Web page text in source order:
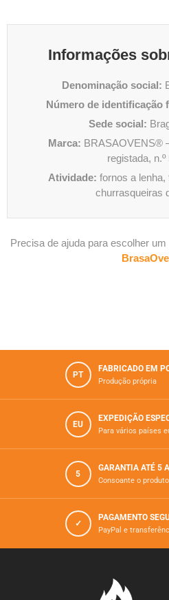
Informações
Denominação social:
Número de identificação
Sede social:
Marca: BRASAOVENS®
registada, n.º
Atividade: fornos a
churrasqueiras
Precisa de ajuda para escolher um
PT
FABRICADO EM
Produção própria
EU
EXPEDIÇÃO
Para vários paí­ses
5
GARANTIA ATÉ 5
Consoante o produto
✓
PAGAMENTO
PayPal e